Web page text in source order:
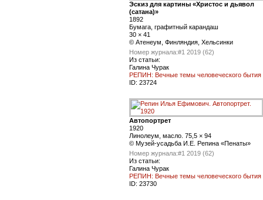
Эскиз для картины «Христос и дьявол
(сатана)»
1892
Бумага, графитный карандаш
30 × 41
© Атенеум, Финляндия, Хельсинки
Номер журнала:#1 2019 (62)
Из статьи:
Галина Чурак
РЕПИН: Вечные темы человеческого бытия
ID: 23724
Автопортрет
1920
Линолеум, масло. 75,5 × 94
© Музей-усадьба И.Е. Репина «Пенаты»
Номер журнала:#1 2019 (62)
Из статьи:
Галина Чурак
РЕПИН: Вечные темы человеческого бытия
ID: 23730